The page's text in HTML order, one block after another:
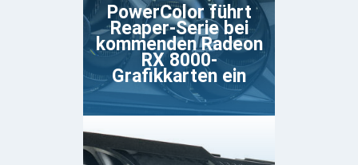
PowerColor führt
Reaper-Serie bei
kommenden Radeon
RX 8000-
Grafikkarten ein